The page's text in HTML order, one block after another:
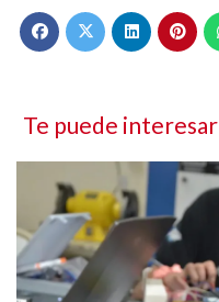
Te puede interesar